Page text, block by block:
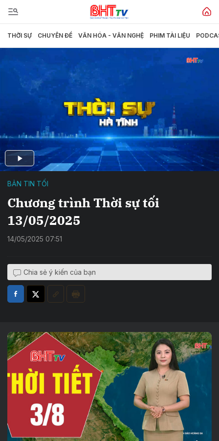
THỜI SỰ CHUYÊN ĐỀ VĂN HÓA - VĂN NGHỆ PHIM TÀI LIỆU
BẢN TIN TỐI
Chương trình Thời sự tối
13/05/2025
14/05/2025 07:51
Chia sẻ ý kiến của bạn